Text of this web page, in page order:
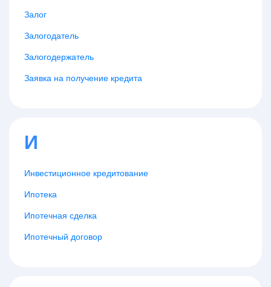
Залог
Залогодатель
Залогодержатель
Заявка на получение кредита
И
Инвестиционное кредитование
Ипотека
Ипотечная сделка
Ипотечный договор